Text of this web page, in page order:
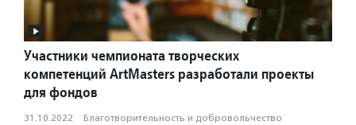
Участники чемпионата творческих
компетенций ArtMasters разработали проекты
для фондов
31.10.2022 · Благотвори­тель­ность и доброволь­чест­во